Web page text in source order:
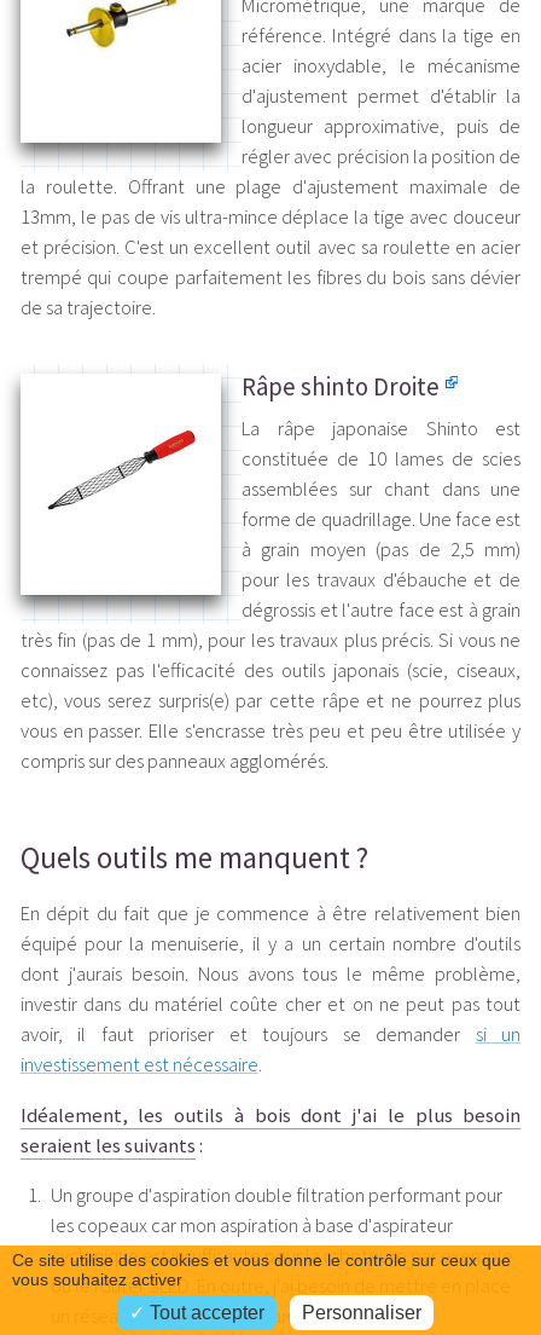
Micrométrique, une marque de
référence. Intégré dans la tige en
acier inoxydable, le mécanisme
d'ajustement permet d'établir la
longueur approximative, puis de
régler avec précision la position de
la roulette. Offrant une plage d'ajustement maximale de
13mm, le pas de vis ultra-mince déplace la tige avec douceur
et précision. C'est un excellent outil avec sa roulette en acier
trempé qui coupe parfaitement les fibres du bois sans dévier
de sa trajectoire.
Râpe shinto Droite
La râpe japonaise Shinto est
constituée de 10 lames de scies
assemblées sur chant dans une
forme de quadrillage. Une face est
à grain moyen (pas de 2,5 mm)
pour les travaux d'ébauche et de
dégrossis et l'autre face est à grain
très fin (pas de 1 mm), pour les travaux plus précis. Si vous ne
connaissez pas l'efficacité des outils japonais (scie, ciseaux,
etc), vous serez surpris(e) par cette râpe et ne pourrez plus
vous en passer. Elle s'encrasse très peu et peu être utilisée y
compris sur des panneaux agglomérés.
Quels outils me manquent ?
En dépit du fait que je commence à être relativement bien
équipé pour la menuiserie, il y a un certain nombre d'outils
dont j'aurais besoin. Nous avons tous le même problème,
investir dans du matériel coûte cher et on ne peut pas tout
avoir, il faut prioriser et toujours se demander si un
investissement est nécessaire.
Idéalement, les outils à bois dont j'ai le plus besoin
seraient les suivants:
Un groupe d'aspiration double filtration performant pour
les copeaux car mon aspiration à base d'aspirateur
cyclonique est insuffisante pour la raboteuse par exemple
ou le router SLED. En outre, j'ai besoin de mettre en place
un réseau d'aspiration permanent ;
Ce site utilise des cookies et vous donne le contrôle sur ceux que
vous souhaitez activer
Tout accepter Personnaliser